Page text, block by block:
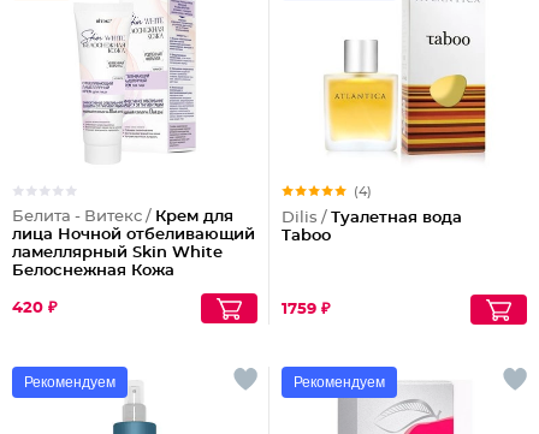
Белита - Витекс / Крем для
лица Ночной отбеливающий
ламеллярный Skin White
Белоснежная Кожа
420 ₽
(4)
Dilis / Туалетная вода
Taboo
1759 ₽
Рекомендуем Рекомендуем